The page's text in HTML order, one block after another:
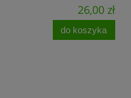
26,00 zł
do koszyka